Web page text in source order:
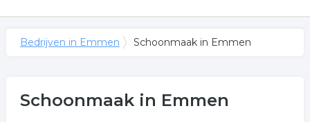
Bedrijven in Emmen Schoonmaak in Emmen
Schoonmaak in Emmen